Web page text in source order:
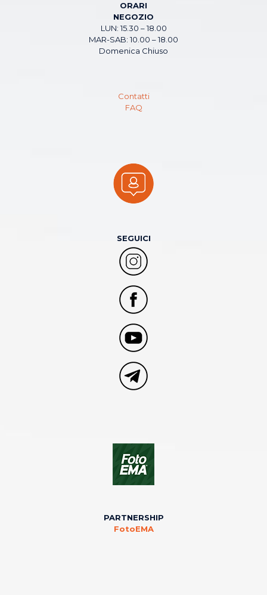
ORARI
NEGOZIO
LUN: 15.30 – 18.00
MAR-SAB: 10.00 – 18.00
Domenica Chiuso
Contatti
FAQ
SEGUICI
PARTNERSHIP
FotoEMA